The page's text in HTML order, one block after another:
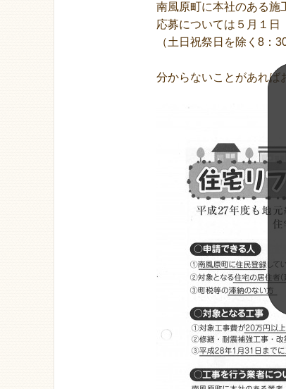
南風原町に本社のある施
応募については５月１
（土日祝祭日を除く8：
分からないことがあれば